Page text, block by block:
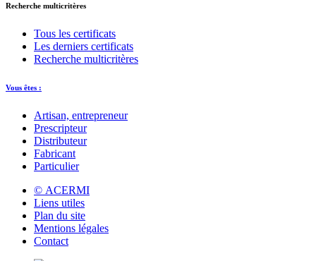
Recherche multicritères
Tous les certificats
Les derniers certificats
Recherche multicritères
Vous êtes :
Artisan, entrepreneur
Prescripteur
Distributeur
Fabricant
Particulier
© ACERMI
Liens utiles
Plan du site
Mentions légales
Contact